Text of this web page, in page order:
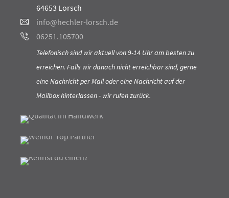
64653 Lorsch
info@hechler-lorsch.de
06251.105700
Telefonisch sind wir aktuell von 9-14 Uhr am besten zu
erreichen. Falls wir danach nicht erreichbar sind, gerne
eine Nachricht per Mail oder eine Nachricht auf der
Mailbox hinterlassen - wir rufen zurück.